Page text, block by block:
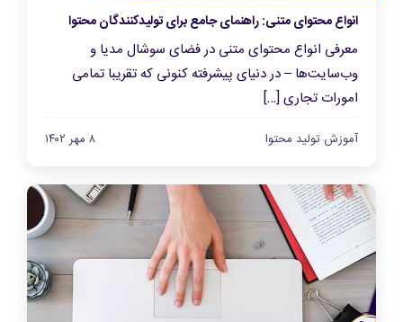
انواع محتوای متنی: راهنمای جامع برای تولیدکنندگان محتوا
معرفی انواع محتوای متنی در فضای سوشال مدیا و
وب‌سایت‌ها – در دنیای پیشرفته کنونی که تقریبا تمامی
امورات تجاری […]
آموزش تولید محتوا ۸ مهر ۱۴۰۲